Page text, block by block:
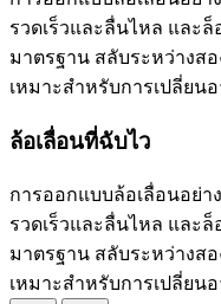
รวดเร็วและลื่นไหล และ
มาตรฐาน สลับระหว่างสอ
เหมาะสำหรับการเปลี่ย
ล้อเลื่อนที่ฉับไว
การออกแบบล้อเลื่อนอย่า
รวดเร็วและลื่นไหล และ
มาตรฐาน สลับระหว่างสอ
เหมาะสำหรับการเปลี่ย